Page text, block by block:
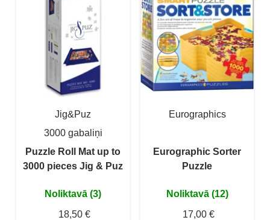
Jig&Puz
3000 gabaliņi
Puzzle Roll Mat up to
3000 pieces Jig & Puz
Noliktavā (3)
18,50 €
Eurographics
Eurographic Sorter
Puzzle
Noliktavā (12)
17,00 €